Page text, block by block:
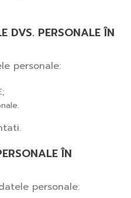
DVS. PERSONALE ÎN
personale:
ÎN
personale: